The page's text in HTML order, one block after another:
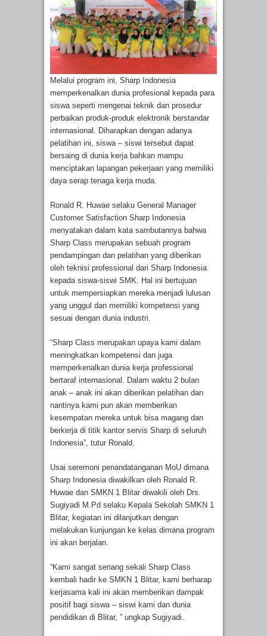
Melalui program ini, Sharp Indonesia
memperkenalkan dunia profesional kepada para
siswa seperti mengenai teknik dan prosedur
perbaikan produk-produk elektronik berstandar
internasional. Diharapkan dengan adanya
pelatihan ini, siswa – siswi tersebut dapat
bersaing di dunia kerja bahkan mampu
menciptakan lapangan pekerjaan yang memiliki
daya serap tenaga kerja muda.
Ronald R. Huwae selaku General Manager
Customer Satisfaction Sharp Indonesia
menyatakan dalam kata sambutannya bahwa
Sharp Class merupakan sebuah program
pendampingan dan pelatihan yang diberikan
oleh teknisi professional dari Sharp Indonesia
kepada siswa-siswi SMK. Hal ini bertujuan
untuk mempersiapkan mereka menjadi lulusan
yang unggul dan memiliki kompetensi yang
sesuai dengan dunia industri.
“Sharp Class merupakan upaya kami dalam
meningkatkan kompetensi dan juga
memperkenalkan dunia kerja professional
bertaraf internasional. Dalam waktu 2 bulan
anak – anak ini akan diberikan pelatihan dan
nantinya kami pun akan memberikan
kesempatan mereka untuk bisa magang dan
berkerja di titik kantor servis Sharp di seluruh
Indonesia”, tutur Ronald.
Usai seremoni penandatanganan MoU dimana
Sharp Indonesia diwakilkan oleh Ronald R.
Huwae dan SMKN 1 Blitar diwakili oleh Drs.
Sugiyadi M.Pd selaku Kepala Sekolah SMKN 1
Blitar, kegiatan ini dilanjutkan dengan
melakukan kunjungan ke kelas dimana program
ini akan berjalan.
“Kami sangat senang sekali Sharp Class
kembali hadir ke SMKN 1 Blitar, kami berharap
kerjasama kali ini akan memberikan dampak
positif bagi siswa – siswi kami dan dunia
pendidikan di Blitar, ” ungkap Sugiyadi.